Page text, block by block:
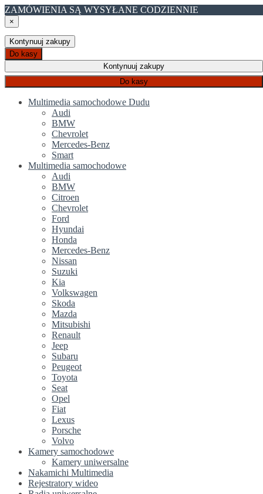
ZAMÓWIENIA SĄ WYSYŁANE CODZIENNIE
×
Kontynuuj zakupy
Do kasy
Kontynuuj zakupy
Do kasy
Multimedia samochodowe Dudu
Audi
BMW
Chevrolet
Mercedes-Benz
Smart
Multimedia samochodowe
Audi
BMW
Citroen
Chevrolet
Ford
Hyundai
Honda
Mercedes-Benz
Nissan
Suzuki
Kia
Volkswagen
Skoda
Mazda
Mitsubishi
Renault
Jeep
Subaru
Peugeot
Toyota
Seat
Opel
Fiat
Lexus
Porsche
Volvo
Kamery samochodowe
Kamery uniwersalne
Nakamichi Multimedia
Rejestratory wideo